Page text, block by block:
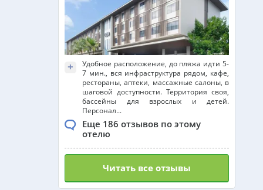
+
Удобное расположение, до пляжа идти 5-
7 мин., вся инфраструктура рядом, кафе,
рестораны, аптеки, массажные салоны, в
шаговой доступности. Территория своя,
бассейны для взрослых и детей.
Персонал...
Еще 186 отзывов по этому
отелю
Читать все отзывы